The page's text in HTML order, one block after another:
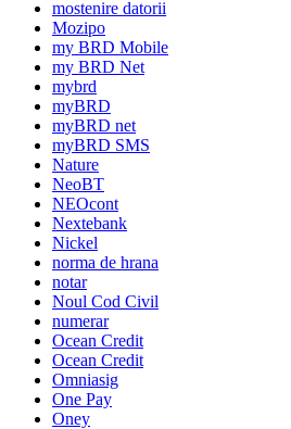
mostenire datorii
Mozipo
my BRD Mobile
my BRD Net
mybrd
myBRD
myBRD net
myBRD SMS
Nature
NeoBT
NEOcont
Nextebank
Nickel
norma de hrana
notar
Noul Cod Civil
numerar
Ocean Credit
Ocean Credit
Omniasig
One Pay
Oney